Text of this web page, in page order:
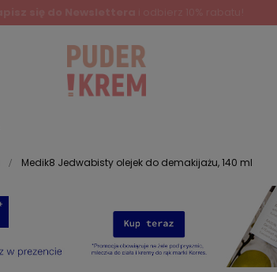
Medik8 Jedwabisty olejek do demakijażu, 140 ml